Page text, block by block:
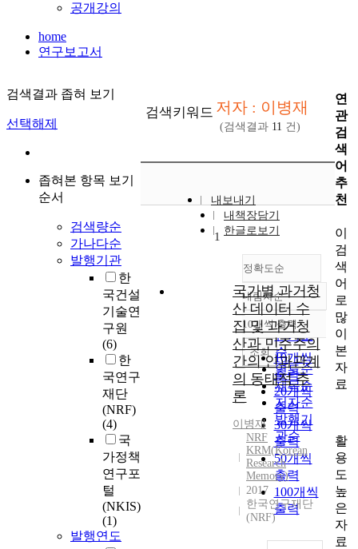
공개강의
home
연구보고서
검색결과 좁혀 보기
선택해제
좁혀본 항목 보기
순서
검색량순
가나다순
발행기관
한
국건설
기술연
구원
(6)
한
국연구
재단
(NRF)
(4)
국
가정책
연구포
털
(NKIS)
(1)
발행연도
검색키워드 저자 : 이병재
(검색결과 11 건)
내보내기
내책장담기
한글로보기
정확도순
정확도
순
인기도
순
연도순
제목순
저자순
발행기
관순
내림차순
내림차순
10개씩 출력
10개씩
출력
20개씩
출력
30개씩
출력
50개씩
출력
100개씩
출력
조회
1
국가별 과거청
산 데이터 수
집 및 과거청
산과 민주주의
간의 인과관계
의 동태적 추
론
이병재
NRF
KRM(Korean
Research
Memory)
2017
한국연구재단
(NRF)
연
관
검
색
어
추
천
이
검
색
어
로
많
이
본
자
료
활
용
도
높
은
자
료